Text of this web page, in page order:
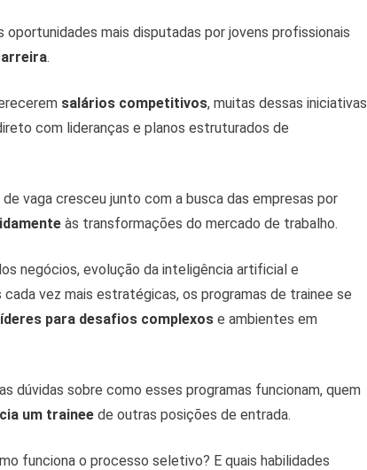
oportunidades mais disputadas por jovens profissionais
.
salários competitivos, muitas dessas iniciativas
com lideranças e planos estruturados de
vaga cresceu junto com a busca das empresas por
às transformações do mercado de trabalho.
negócios, evolução da inteligência artificial e
vez mais estratégicas, os programas de trainee se
para desafios complexos e ambientes em
dúvidas sobre como esses programas funcionam, quem
um trainee de outras posições de entrada.
funciona o processo seletivo? E quais habilidades